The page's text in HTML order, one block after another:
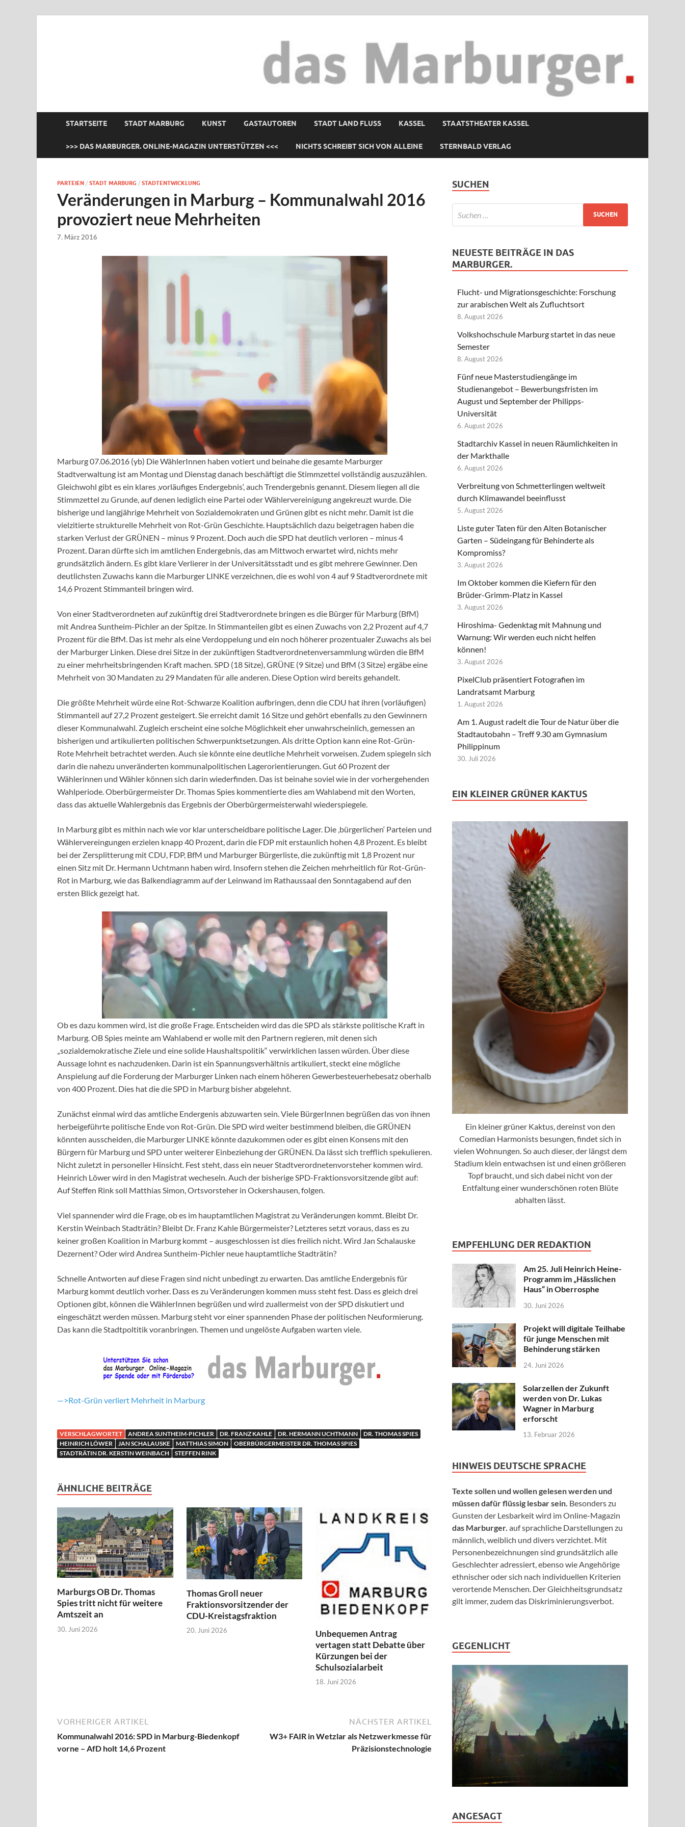
STARTSEITE STADT MARBURG KUNST GASTAUTOREN STADT LAND FLUSS KASSEL STAATSTHEATER KASSEL
>>> DAS MARBURGER. ONLINE-MAGAZIN UNTERSTÜTZEN <<< NICHTS SCHREIBT SICH VON ALLEINE STERNBALD VERLAG
PARTEIEN / STADT MARBURG / STADTENTWICKLUNG
Veränderungen in Marburg – Kommunalwahl 2016
provoziert neue Mehrheiten
7. März 2016
Marburg 07.06.2016 (yb) Die WählerInnen haben votiert und beinahe die gesamte Marburger
Stadtverwaltung ist am Montag und Dienstag danach beschäftigt die Stimmzettel vollständig auszuzählen.
Gleichwohl gibt es ein klares ‚vorläufiges Endergebnis‘, auch Trendergebnis genannt. Diesem liegen all die
Stimmzettel zu Grunde, auf denen lediglich eine Partei oder Wählervereinigung angekreuzt wurde. Die
bisherige und langjährige Mehrheit von Sozialdemokraten und Grünen gibt es nicht mehr. Damit ist die
vielzitierte strukturelle Mehrheit von Rot-Grün Geschichte. Hauptsächlich dazu beigetragen haben die
starken Verlust der GRÜNEN – minus 9 Prozent. Doch auch die SPD hat deutlich verloren – minus 4
Prozent. Daran dürfte sich im amtlichen Endergebnis, das am Mittwoch erwartet wird, nichts mehr
grundsätzlich ändern. Es gibt klare Verlierer in der Universitätsstadt und es gibt mehrere Gewinner. Den
deutlichsten Zuwachs kann die Marburger LINKE verzeichnen, die es wohl von 4 auf 9 Stadtverordnete mit
14,6 Prozent Stimmanteil bringen wird.
Von einer Stadtverordneten auf zukünftig drei Stadtverordnete bringen es die Bürger für Marburg (BfM)
mit Andrea Suntheim-Pichler an der Spitze. In Stimmanteilen gibt es einen Zuwachs von 2,2 Prozent auf 4,7
Prozent für die BfM. Das ist mehr als eine Verdoppelung und ein noch höherer prozentualer Zuwachs als bei
der Marburger Linken. Diese drei Sitze in der zukünftigen Stadtverordnetenversammlung würden die BfM
zu einer mehrheitsbringenden Kraft machen. SPD (18 Sitze), GRÜNE (9 Sitze) und BfM (3 Sitze) ergäbe eine
Mehrheit von 30 Mandaten zu 29 Mandaten für alle anderen. Diese Option wird bereits gehandelt.
Die größte Mehrheit würde eine Rot-Schwarze Koalition aufbringen, denn die CDU hat ihren (vorläufigen)
Stimmanteil auf 27,2 Prozent gesteigert. Sie erreicht damit 16 Sitze und gehört ebenfalls zu den Gewinnern
dieser Kommunalwahl. Zugleich erscheint eine solche Möglichkeit eher unwahrscheinlich, gemessen an
bisherigen und artikulierten politischen Schwerpunktsetzungen. Als dritte Option kann eine Rot-Grün-
Rote Mehrheit betrachtet werden. Auch sie könnte eine deutliche Mehrheit vorweisen. Zudem spiegeln sich
darin die nahezu unveränderten kommunalpolitischen Lagerorientierungen. Gut 60 Prozent der
Wählerinnen und Wähler können sich darin wiederfinden. Das ist beinahe soviel wie in der vorhergehenden
Wahlperiode. Oberbürgermeister Dr. Thomas Spies kommentierte dies am Wahlabend mit den Worten,
dass das aktuelle Wahlergebnis das Ergebnis der Oberbürgermeisterwahl wiederspiegele.
In Marburg gibt es mithin nach wie vor klar unterscheidbare politische Lager. Die ‚bürgerlichen‘ Parteien und
Wählervereingungen erzielen knapp 40 Prozent, darin die FDP mit erstaunlich hohen 4,8 Prozent. Es bleibt
bei der Zersplitterung mit CDU, FDP, BfM und Marburger Bürgerliste, die zukünftig mit 1,8 Prozent nur
einen Sitz mit Dr. Hermann Uchtmann haben wird. Insofern stehen die Zeichen mehrheitlich für Rot-Grün-
Rot in Marburg, wie das Balkendiagramm auf der Leinwand im Rathaussaal den Sonntagabend auf den
ersten Blick gezeigt hat.
Ob es dazu kommen wird, ist die große Frage. Entscheiden wird das die SPD als stärkste politische Kraft in
Marburg. OB Spies meinte am Wahlabend er wolle mit den Partnern regieren, mit denen sich
„sozialdemokratische Ziele und eine solide Haushaltspolitik“ verwirklichen lassen würden. Über diese
Aussage lohnt es nachzudenken. Darin ist ein Spannungsverhältnis artikuliert, steckt eine mögliche
Anspielung auf die Forderung der Marburger Linken nach einem höheren Gewerbesteuerhebesatz oberhalb
von 400 Prozent. Dies hat die die SPD in Marburg bisher abgelehnt.
Zunächst einmal wird das amtliche Endergenis abzuwarten sein. Viele BürgerInnen begrüßen das von ihnen
herbeigeführte politische Ende von Rot-Grün. Die SPD wird weiter bestimmend bleiben, die GRÜNEN
könnten ausscheiden, die Marburger LINKE könnte dazukommen oder es gibt einen Konsens mit den
Bürgern für Marburg und SPD unter weiterer Einbeziehung der GRÜNEN. Da lässt sich trefflich spekulieren.
Nicht zuletzt in personeller Hinsicht. Fest steht, dass ein neuer Stadtverordnetenvorsteher kommen wird.
Heinrich Löwer wird in den Magistrat wecheseln. Auch der bisherige SPD-Fraktionsvorsitzende gibt auf:
Auf Steffen Rink soll Matthias Simon, Ortsvorsteher in Ockershausen, folgen.
Viel spannender wird die Frage, ob es im hauptamtlichen Magistrat zu Veränderungen kommt. Bleibt Dr.
Kerstin Weinbach Stadträtin? Bleibt Dr. Franz Kahle Bürgermeister? Letzteres setzt voraus, dass es zu
keiner großen Koalition in Marburg kommt – ausgeschlossen ist dies freilich nicht. Wird Jan Schalauske
Dezernent? Oder wird Andrea Suntheim-Pichler neue hauptamtliche Stadträtin?
Schnelle Antworten auf diese Fragen sind nicht unbedingt zu erwarten. Das amtliche Endergebnis für
Marburg kommt deutlich vorher. Dass es zu Veränderungen kommen muss steht fest. Dass es gleich drei
Optionen gibt, können die WählerInnen begrüßen und wird zuallermeist von der SPD diskutiert und
eingeschätzt werden müssen. Marburg steht vor einer spannenden Phase der politischen Neuformierung.
Das kann die Stadtpoltitik voranbringen. Themen und ungelöste Aufgaben warten viele.
—>Rot-Grün verliert Mehrheit in Marburg
VERSCHLAGWORTET ANDREA SUNTHEIM-PICHLER DR. FRANZ KAHLE DR. HERMANN UCHTMANN
DR. THOMAS SPIES
HEINRICH LÖWER
JAN SCHALAUSKE MATTHIAS SIMON
OBERBÜRGERMEISTER DR. THOMAS SPIES
STADTRÄTIN DR. KERSTIN WEINBACH
STEFFEN RINK
ÄHNLICHE BEITRÄGE
Marburgs OB Dr. Thomas
Spies tritt nicht für weitere
Amtszeit an
30. Juni 2026
Thomas Groll neuer
Fraktionsvorsitzender der
CDU-Kreistagsfraktion
20. Juni 2026
Unbequemen Antrag
vertagen statt Debatte über
Kürzungen bei der
Schulsozialarbeit
18. Juni 2026
VORHERIGER ARTIKEL
Kommunalwahl 2016: SPD in Marburg-Biedenkopf
vorne – AfD holt 14,6 Prozent
NÄCHSTER ARTIKEL
W3+ FAIR in Wetzlar als Netzwerkmesse für
Präzisionstechnologie
SUCHEN
NEUESTE BEITRÄGE IN DAS
MARBURGER.
Flucht- und Migrationsgeschichte: Forschung
zur arabischen Welt als Zufluchtsort
8. August 2026
Volkshochschule Marburg startet in das neue
Semester
8. August 2026
Fünf neue Masterstudiengänge im
Studienangebot – Bewerbungsfristen im
August und September der Philipps-
Universität
6. August 2026
Stadtarchiv Kassel in neuen Räumlichkeiten in
der Markthalle
6. August 2026
Verbreitung von Schmetterlingen weltweit
durch Klimawandel beeinflusst
5. August 2026
Liste guter Taten für den Alten Botanischer
Garten – Südeingang für Behinderte als
Kompromiss?
3. August 2026
Im Oktober kommen die Kiefern für den
Brüder-Grimm-Platz in Kassel
3. August 2026
Hiroshima- Gedenktag mit Mahnung und
Warnung: Wir werden euch nicht helfen
können!
3. August 2026
PixelClub präsentiert Fotografien im
Landratsamt Marburg
1. August 2026
Am 1. August radelt die Tour de Natur über die
Stadtautobahn – Treff 9.30 am Gymnasium
Philippinum
30. Juli 2026
EIN KLEINER GRÜNER KAKTUS
Ein kleiner grüner Kaktus, dereinst von den
Comedian Harmonists besungen, findet sich in
vielen Wohnungen. So auch dieser, der längst dem
Stadium klein entwachsen ist und einen größeren
Topf braucht, und sich dabei nicht von der
Entfaltung einer wunderschönen roten Blüte
abhalten lässt.
EMPFEHLUNG DER REDAKTION
Am 25. Juli Heinrich Heine-
Programm im „Hässlichen
Haus“ in Oberrosphe
30. Juni 2026
Projekt will digitale Teilhabe
für junge Menschen mit
Behinderung stärken
24. Juni 2026
Solarzellen der Zukunft
werden von Dr. Lukas
Wagner in Marburg
erforscht
13. Februar 2026
HINWEIS DEUTSCHE SPRACHE
Texte sollen und wollen gelesen werden und
müssen dafür flüssig lesbar sein. Besonders zu
Gunsten der Lesbarkeit wird im Online-Magazin
das Marburger. auf sprachliche Darstellungen zu
männlich, weiblich und divers verzichtet. Mit
Personenbezeichnungen sind grundsätzlich alle
Geschlechter adressiert, ebenso wie Angehörige
ethnischer oder sich nach individuellen Kriterien
verortende Menschen. Der Gleichheitsgrundsatz
gilt immer, zudem das Diskriminierungsverbot.
GEGENLICHT
ANGESAGT